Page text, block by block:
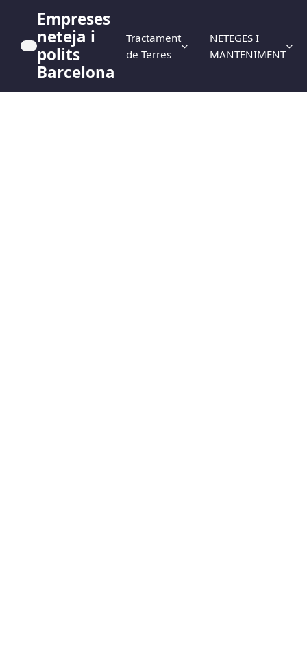
Empreses
neteja i
polits
Barcelona
Tractament
de Terres
NETEGES I
MANTENIMENT